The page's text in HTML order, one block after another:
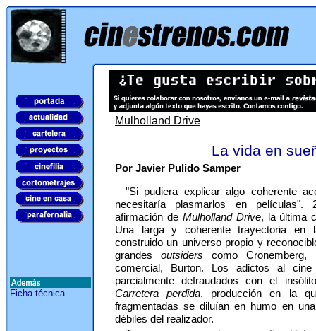
Ficha técnica
Mulholland Drive
La vida en
Por Javier Pulido Samper
"Si pudiera explicar algo coherente
necesitaría plasmarlos en
afirmación de Mulholland Drive, la última
Una larga y coherente trayectoria en
construido un universo propio y
grandesoutsiderscomo
comercial, Burton. Los adictos al
parcialmente defraudados con el
Carretera perdida, producción en la
fragmentadas se diluían en humo en
débiles del realizador.